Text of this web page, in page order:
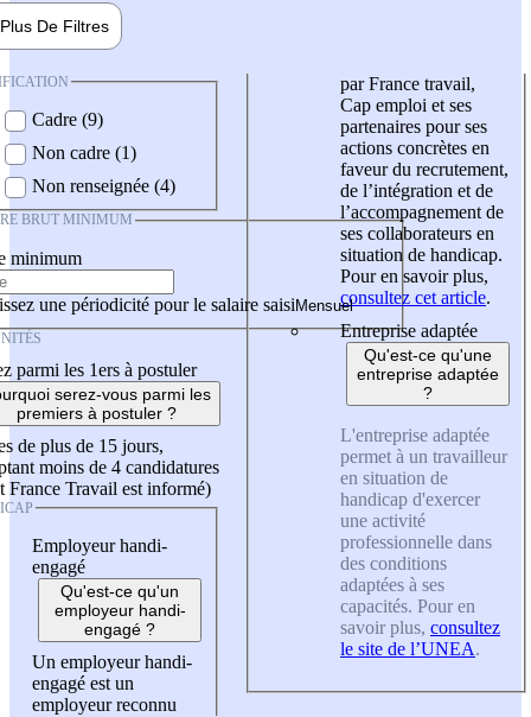
Plus De Filtres
Cadre (9)
Non cadre (1)
Non renseignée (4)
BRUT MINIMUM
minimum
une périodicité pour le salaire saisi
parmi les 1ers à postuler
serez-vous parmi les
premiers à postuler ?
de plus de 15 jours,
moins de 4 candidatures
France Travail est informé)
Employeur handi-
engagé
Qu'est-ce qu'un
employeur handi-
engagé ?
Un employeur handi-
engagé est un
employeur reconnu
par France travail,
Cap emploi et ses
partenaires pour ses
actions concrètes en
faveur du recrutement,
de l’intégration et de
l’accompagnement de
ses collaborateurs en
situation de handicap.
Pour en savoir plus,
consultez cet article.
Entreprise adaptée
Qu'est-ce qu'une
entreprise adaptée
?
L'entreprise adaptée
permet à un travailleur
en situation de
handicap d'exercer
une activité
professionnelle dans
des conditions
adaptées à ses
capacités. Pour en
savoir plus, consultez
le site de l’UNEA.